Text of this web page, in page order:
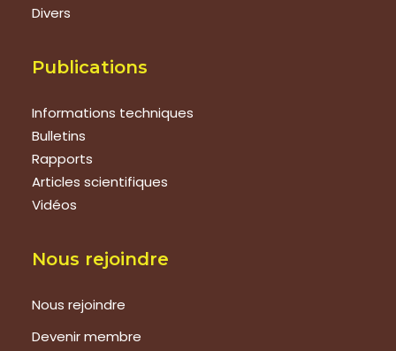
Divers
Publications
Informations techniques
Bulletins
Rapports
Articles scientifiques
Vidéos
Nous rejoindre
Nous rejoindre
Devenir membre